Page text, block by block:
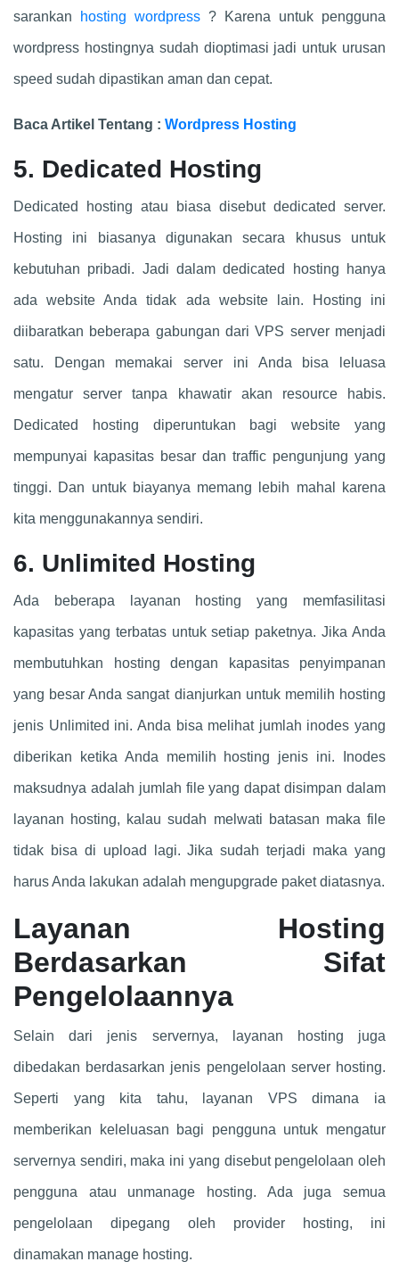
sarankan hosting wordpress ? Karena untuk pengguna
wordpress hostingnya sudah dioptimasi jadi untuk urusan
speed sudah dipastikan aman dan cepat.
Baca Artikel Tentang : Wordpress Hosting
5. Dedicated Hosting
Dedicated hosting atau biasa disebut dedicated server.
Hosting ini biasanya digunakan secara khusus untuk
kebutuhan pribadi. Jadi dalam dedicated hosting hanya
ada website Anda tidak ada website lain. Hosting ini
diibaratkan beberapa gabungan dari VPS server menjadi
satu. Dengan memakai server ini Anda bisa leluasa
mengatur server tanpa khawatir akan resource habis.
Dedicated hosting diperuntukan bagi website yang
mempunyai kapasitas besar dan traffic pengunjung yang
tinggi. Dan untuk biayanya memang lebih mahal karena
kita menggunakannya sendiri.
6. Unlimited Hosting
Ada beberapa layanan hosting yang memfasilitasi
kapasitas yang terbatas untuk setiap paketnya. Jika Anda
membutuhkan hosting dengan kapasitas penyimpanan
yang besar Anda sangat dianjurkan untuk memilih hosting
jenis Unlimited ini. Anda bisa melihat jumlah inodes yang
diberikan ketika Anda memilih hosting jenis ini. Inodes
maksudnya adalah jumlah file yang dapat disimpan dalam
layanan hosting, kalau sudah melwati batasan maka file
tidak bisa di upload lagi. Jika sudah terjadi maka yang
harus Anda lakukan adalah mengupgrade paket diatasnya.
Layanan Hosting
Berdasarkan Sifat
Pengelolaannya
Selain dari jenis servernya, layanan hosting juga
dibedakan berdasarkan jenis pengelolaan server hosting.
Seperti yang kita tahu, layanan VPS dimana ia
memberikan keleluasan bagi pengguna untuk mengatur
servernya sendiri, maka ini yang disebut pengelolaan oleh
pengguna atau unmanage hosting. Ada juga semua
pengelolaan dipegang oleh provider hosting, ini
dinamakan manage hosting.